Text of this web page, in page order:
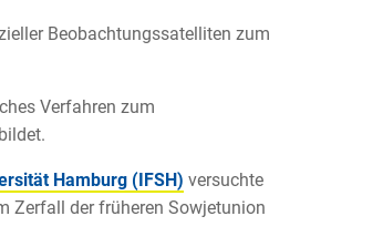
Beobachtungssatelliten zum
Verfahren zum
Hamburg (IFSH) versuchte
Zerfall der früheren Sowjetunion